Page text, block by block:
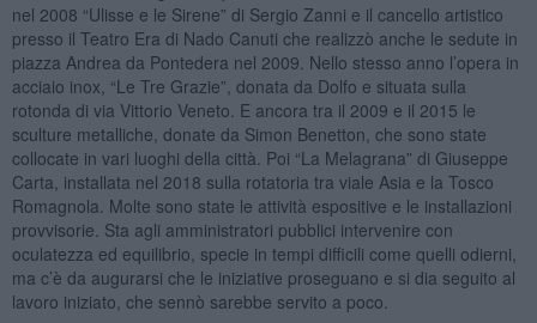
nel 2008 “Ulisse e le Sirene” di Sergio Zanni e il cancello artistico
presso il Teatro Era di Nado Canuti che realizzò anche le sedute in
piazza Andrea da Pontedera nel 2009. Nello stesso anno l’opera in
acciaio inox, “Le Tre Grazie”, donata da Dolfo e situata sulla
rotonda di via Vittorio Veneto. E ancora tra il 2009 e il 2015 le
sculture metalliche, donate da Simon Benetton, che sono state
collocate in vari luoghi della città. Poi “La Melagrana” di Giuseppe
Carta, installata nel 2018 sulla rotatoria tra viale Asia e la Tosco
Romagnola. Molte sono state le attività espositive e le installazioni
provvisorie. Sta agli amministratori pubblici intervenire con
oculatezza ed equilibrio, specie in tempi difficili come quelli odierni,
ma c’è da augurarsi che le iniziative proseguano e si dia seguito al
lavoro iniziato, che sennò sarebbe servito a poco.